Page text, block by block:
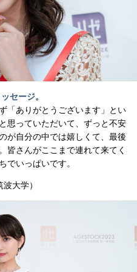
セージ。
「ありがとうございます」とい
思っていただいて、ずっと不安
が自分の中では嬉しくて、最後
皆さんがここまで連れて来てく
でいっぱいです。
大学）